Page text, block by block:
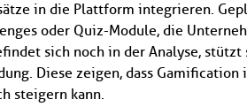
in die Plattform integrieren.
oder Quiz-Module, die
sich noch in der Analyse,
Diese zeigen, dass
steigern kann.